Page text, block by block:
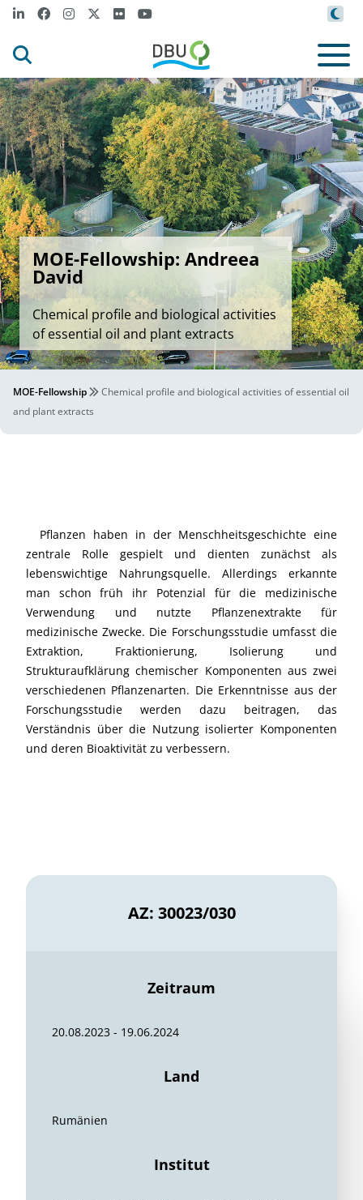
MOE-Fellowship: Andreea
David
Chemical profile and biological activities
of essential oil and plant extracts
MOE-Fellowship
Chemical profile and biological activities of essential oil
and plant extracts
Pflanzen haben in der Menschheitsgeschichte eine
zentrale Rolle gespielt und dienten zunächst als
lebenswichtige Nahrungsquelle. Allerdings erkannte
man schon früh ihr Potenzial für die medizinische
Verwendung und nutzte Pflanzenextrakte für
medizinische Zwecke. Die Forschungsstudie umfasst die
Extraktion, Fraktionierung, Isolierung und
Strukturaufklärung chemischer Komponenten aus zwei
verschiedenen Pflanzenarten. Die Erkenntnisse aus der
Forschungsstudie werden dazu beitragen, das
Verständnis über die Nutzung isolierter Komponenten
und deren Bioaktivität zu verbessern.
AZ: 30023/030
Zeitraum
20.08.2023 - 19.06.2024
Land
Rumänien
Institut